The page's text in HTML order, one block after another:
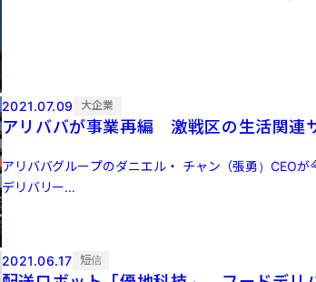
2021.07.09 大企業
アリババが事業再編 激戦区の生活関連
アリババグループのダニエル・ チャン（張勇）CEO
デリバリー...
2021.06.17 短信